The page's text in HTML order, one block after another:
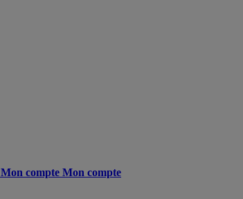
Mon compte Mon compte